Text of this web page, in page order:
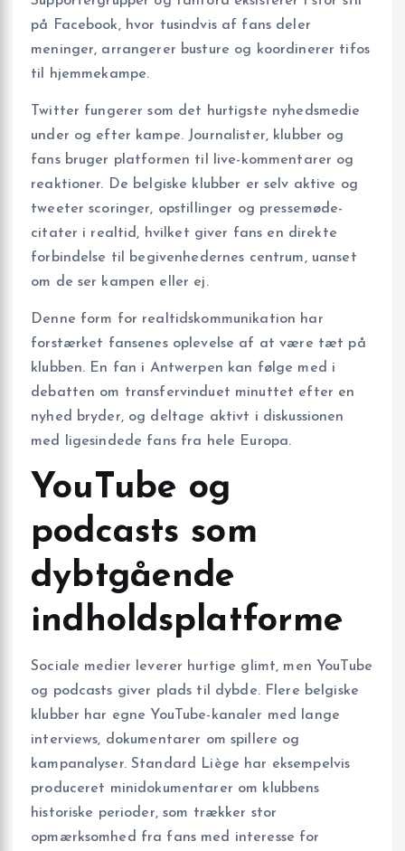
på Facebook, hvor tusindvis af fans deler
meninger, arrangerer busture og koordinerer tifos
til hjemmekampe.
Twitter fungerer som det hurtigste nyhedsmedie
under og efter kampe. Journalister, klubber og
fans bruger platformen til live-kommentarer og
reaktioner. De belgiske klubber er selv aktive og
tweeter scoringer, opstillinger og pressemøde-
citater i realtid, hvilket giver fans en direkte
forbindelse til begivenhedernes centrum, uanset
om de ser kampen eller ej.
Denne form for realtidskommunikation har
forstærket fansenes oplevelse af at være tæt på
klubben. En fan i Antwerpen kan følge med i
debatten om transfervinduet minuttet efter en
nyhed bryder, og deltage aktivt i diskussionen
med ligesindede fans fra hele Europa.
YouTube og
podcasts som
dybtgående
indholdsplatforme
Sociale medier leverer hurtige glimt, men YouTube
og podcasts giver plads til dybde. Flere belgiske
klubber har egne YouTube-kanaler med lange
interviews, dokumentarer om spillere og
kampanalyser. Standard Liège har eksempelvis
produceret minidokumentarer om klubbens
historiske perioder, som trækker stor
opmærksomhed fra fans med interesse for